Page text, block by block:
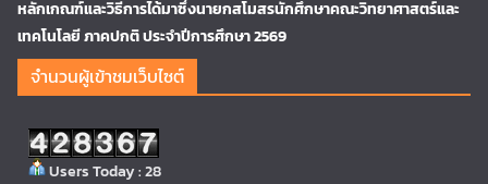
หลักเกณฑ์และวิธีการได้มาซึ่งนายกสโมสรนักศึกษาคณะวิทยาศาสตร์และ
เทคโนโลยี ภาคปกติ ประจำปีการศึกษา 2569
จำนวนผู้เข้าชมเว็บไซต์
Users Today : 28